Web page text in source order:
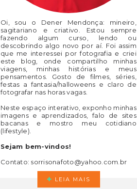
Oi, sou o Dener Mendonça: mineiro,
sagitariano e criativo. Estou sempre
fazendo algum curso, lendo ou
descobrindo algo novo por aí. Foi assim
que me interessei por fotografia e criei
este blog, onde compartilho minhas
viagens, minhas histórias e meus
pensamentos. Gosto de filmes, séries,
festas a fantasia/halloweens e claro de
fotografar nas horas vagas.
Neste espaço interativo, exponho minhas
imagens e aprendizados, falo de sites
bacanas e mostro meu cotidiano
(lifestyle).
Sejam bem-vindos!
Contato: sorrisonafoto@yahoo.com.br
LEIA MAIS